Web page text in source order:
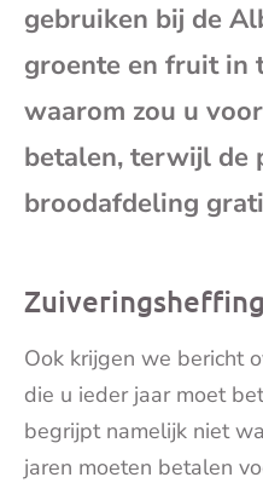
gebruiken bij de
groente en fruit in
waarom zou u
betalen, terwijl de
broodafdeling
Zuiveringsheffing
Ook krijgen we bericht
die u ieder jaar moet
begrijpt namelijk niet
jaren moeten betalen